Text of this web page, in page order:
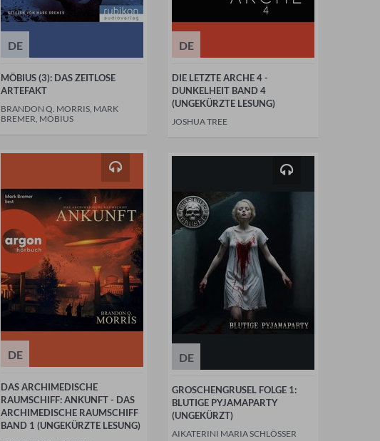
DE
MÖBIUS (3): DAS ZEITLOSE
ARTEFAKT
BRANDON Q. MORRIS, MARK
BREMER, MÖBIUS
DE
DIE LETZTE ARCHE 4 -
DUNKELHEIT BAND 4
(UNGEKÜRZTE LESUNG)
JOSHUA TREE
DE
DAS ARCHIMEDISCHE
RAUMSCHIFF: ANKUNFT - DAS
ARCHIMEDISCHE RAUMSCHIFF
BAND 1 (UNGEKÜRZTE LESUNG)
DE
GROSCHENGRUSEL FOLGE 1:
BLUTIGE PYJAMAPARTY
(UNGEKÜRZT)
AIKATERINI MARIA SCHLÖSSER